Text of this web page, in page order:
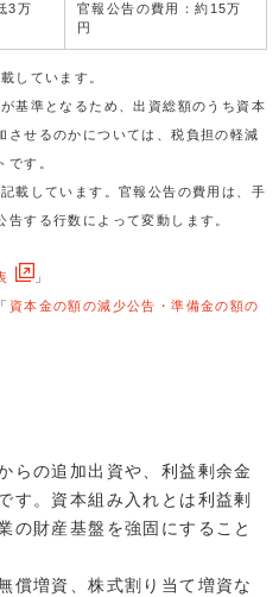
3万
官報公告の費用：約15万
円
しています。
基準となるため、出資総額のうち資本
させるのかについては、税負担の軽減
です。
載しています。官報公告の費用は、手
する行数によって変動します。
」
資本金の額の減少公告・準備金の額の
らの追加出資や、利益剰余金
す。資本組み入れとは利益剰
の財産基盤を強固にすること
償増資、株式割り当て増資な